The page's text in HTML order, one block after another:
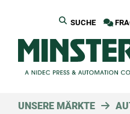
SUCHE
UNSERE MÄRKTE